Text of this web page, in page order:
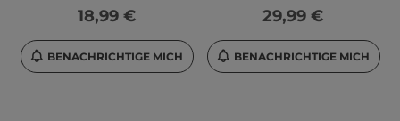
18,99 €
BENACHRICHTIGE MICH
29,99 €
BENACHRICHTIGE MICH